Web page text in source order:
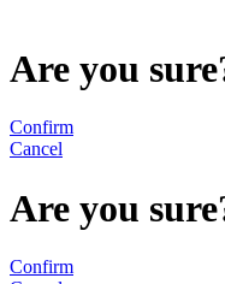
Are you
Confirm
Cancel
Are you
Confirm